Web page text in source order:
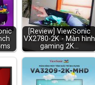
[Review] ViewSonic
VX2780-2K - Màn hình
gaming 2K…